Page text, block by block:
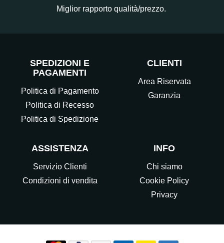
Miglior rapporto qualità/prezzo.
SPEDIZIONI E
PAGAMENTI
Politica di Pagamento
Politica di Recesso
Politica di Spedizione
CLIENTI
Area Riservata
Garanzia
ASSISTENZA
Servizio Clienti
Condizioni di vendita
INFO
Chi siamo
Cookie Policy
Privacy